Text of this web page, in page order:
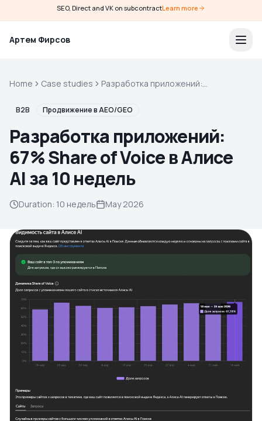
SEO, Direct and VK on subcontractLearn more
Артем Фирсов
Home Case studies
Разработка приложений:
за 10 недель
B2B Продвижение в AEO/GEO
Разработка приложений:
67% Share of Voice в Алисе
AI за 10 недель
Duration: 10 недель May 2026